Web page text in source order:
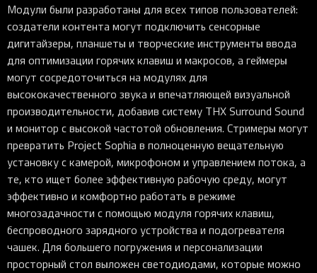
Модули были разработаны для всех типов пользователей:
создатели контента могут подключить сенсорные
дигитайзеры, планшеты и творческие инструменты ввода
для оптимизации горячих клавиш и макросов, а геймеры
могут сосредоточиться на модулях для
высококачественного звука и впечатляющей визуальной
производительности, добавив систему THX Surround Sound
и монитор с высокой частотой обновления. Стримеры могут
превратить Project Sophia в полноценную вещательную
установку с камерой, микрофоном и управлением потока, а
те, кто ищет более эффективную рабочую среду, могут
эффективно и комфортно работать в режиме
многозадачности с помощью модуля горячих клавиш,
беспроводного зарядного устройства и подогревателя
чашек. Для большего погружения и персонализации
просторный стол выложен светодиодами, которые можно